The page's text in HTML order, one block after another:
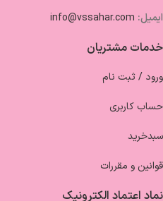
ایمیل: info@vssahar.com
خدمات مشتریان
ورود / ثبت نام
حساب کاربری
سبدخرید
قوانین و مقررات
نماد اعتماد الکترونیک